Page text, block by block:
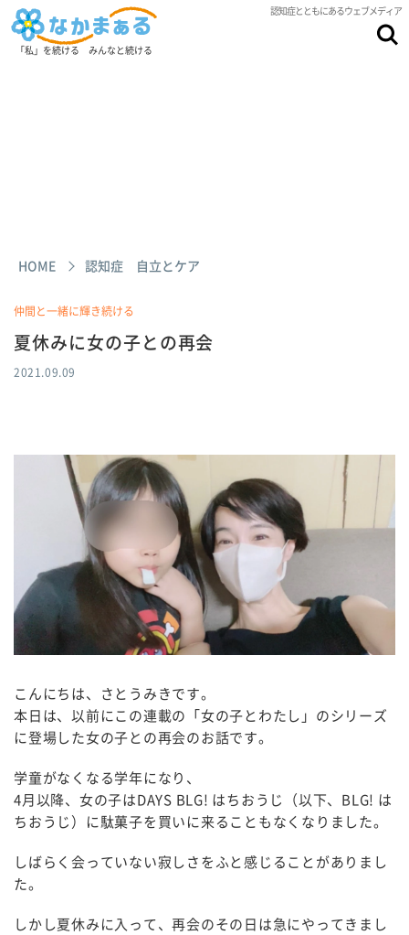
認知症とともにあるウェブメディア
「私」を続ける みんなと続ける
HOME 認知症 自立とケア
仲間と一緒に輝き続ける
夏休みに女の子との再会
2021.09.09
こんにちは、さとうみきです。
本日は、以前にこの連載の「女の子とわたし」のシリーズ
に登場した女の子との再会のお話です。
学童がなくなる学年になり、
4月以降、女の子はDAYS BLG! はちおうじ（以下、BLG! は
ちおうじ）に駄菓子を買いに来ることもなくなりました。
しばらく会っていない寂しさをふと感じることがありまし
た。
しかし夏休みに入って、再会のその日は急にやってきまし